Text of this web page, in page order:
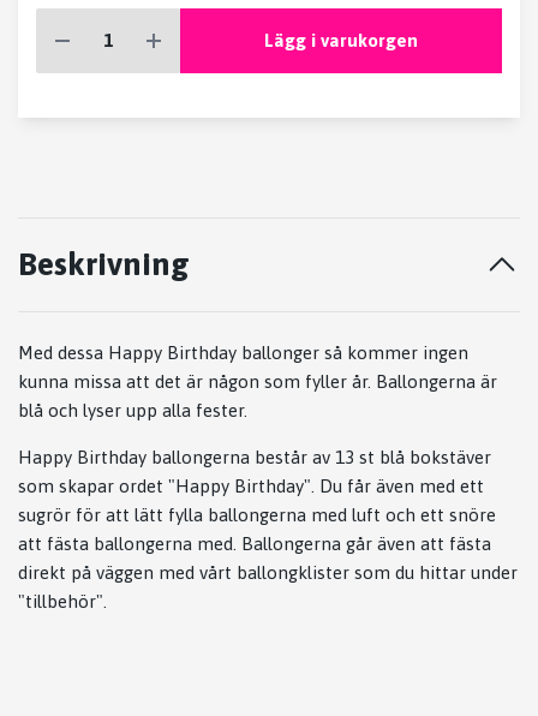
Lägg i varukorgen
Beskrivning
Med dessa Happy Birthday ballonger så kommer ingen
kunna missa att det är någon som fyller år. Ballongerna är
blå och lyser upp alla fester.
Happy Birthday ballongerna består av 13 st blå bokstäver
som skapar ordet "Happy Birthday". Du får även med ett
sugrör för att lätt fylla ballongerna med luft och ett snöre
att fästa ballongerna med. Ballongerna går även att fästa
direkt på väggen med vårt ballongklister som du hittar under
"tillbehör".